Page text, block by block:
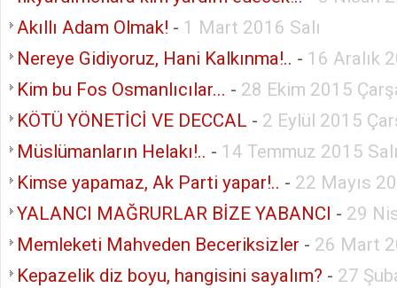
Akıllı Adam Olmak! - 1 Mart 2016 Salı
Nereye Gidiyoruz, Hani Kalkınma!.. - 16 Aralık
Kim bu Fos Osmanlıcılar... - 28 Ekim 2015
KÖTÜ YÖNETİCİ VE DECCAL - 2 Eylül 2015
Müslümanların Helakı!.. - 14 Temmuz 2015
Kimse yapamaz, Ak Parti yapar!.. - 22 Mayıs
YALANCI MAĞRURLAR BİZE YABANCI - 29
Memleketi Mahveden Beceriksizler - 26 Mart
Kepazelik diz boyu, hangisini sayalım? - 27